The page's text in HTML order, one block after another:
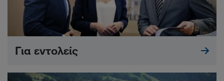
Για εντολείς